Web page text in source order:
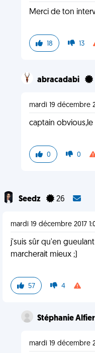
Merci de ton
18 13
abracadabi
mardi 19 décembre
captain
0 0
Seedz 26
mardi 19 décembre 2017
j'suis sûr qu'en
marcherait mieux ;)
57 4
Stéphanie
mardi 19 décembre